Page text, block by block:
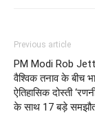
Previous article
PM Modi Rob
वैश्विक तनाव के बीच
ऐतिहासिक दोस्ती
के साथ 17 बड़े